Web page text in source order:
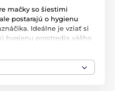
mačky so šiestimi
postarajú o hygienu
Ideálne je vziať si
hygienu prostredia vášho
60 ml